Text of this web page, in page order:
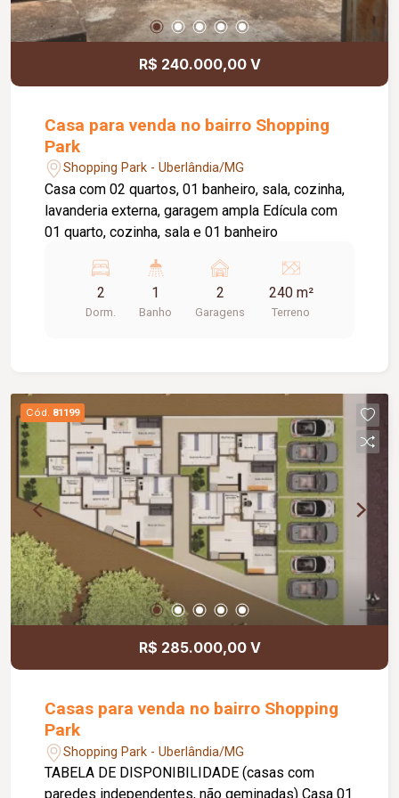
R$ 240.000,00 V
Casa para venda no bairro Shopping
Park
Shopping Park - Uberlândia/MG
Casa com 02 quartos, 01 banheiro, sala, cozinha,
lavanderia externa, garagem ampla Edícula com
01 quarto, cozinha, sala e 01 banheiro
2
Dorm.
1
Banho
2
Garagens
240 m²
Terreno
Cód. 81199
R$ 285.000,00 V
Casas para venda no bairro Shopping
Park
Shopping Park - Uberlândia/MG
TABELA DE DISPONIBILIDADE (casas com
paredes independentes, não geminadas) Casa 01